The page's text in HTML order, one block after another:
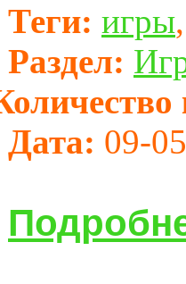
Теги: игры
Раздел:
Дата: 09-